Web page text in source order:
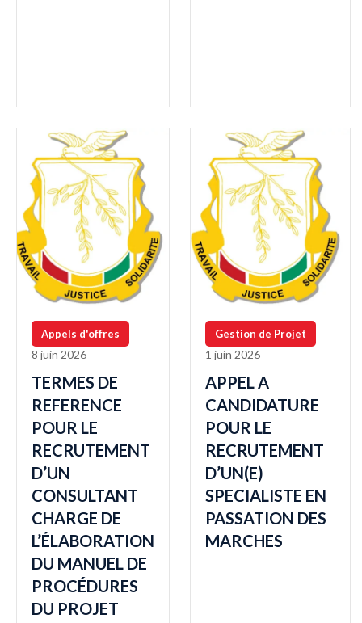
Appels d'offres
8 juin 2026
TERMES DE
REFERENCE
POUR LE
RECRUTEMENT
D’UN
CONSULTANT
CHARGE DE
L’ÉLABORATION
DU MANUEL DE
PROCÉDURES
DU PROJET
Gestion de Projet
1 juin 2026
APPEL A
CANDIDATURE
POUR LE
RECRUTEMENT
D’UN(E)
SPECIALISTE EN
PASSATION DES
MARCHES